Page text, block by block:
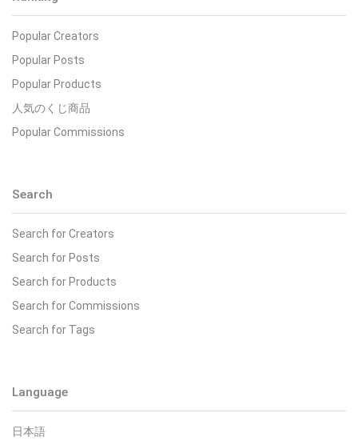
Popular Creators
Popular Posts
Popular Products
人気のくじ商品
Popular Commissions
Search
Search for Creators
Search for Posts
Search for Products
Search for Commissions
Search for Tags
Language
日本語